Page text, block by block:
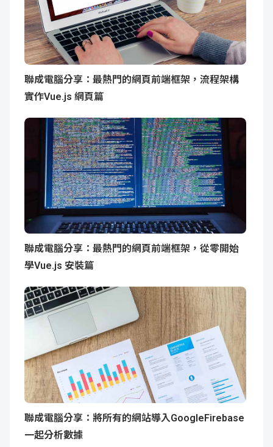
聯成電腦分享：最熱門的網頁前端框架，流程架構
實作Vue.js 網頁篇
聯成電腦分享：最熱門的網頁前端框架，從零開始
學Vue.js 安裝篇
聯成電腦分享：將所有的網站導入GoogleFirebase
一起分析數據